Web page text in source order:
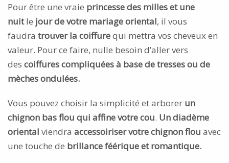
Pour être une vraie princesse des milles et une
nuitle jour de votre mariage oriental, il vous
faudra trouver la coiffurequi mettra vos cheveux en
valeur. Pour ce faire, nulle besoin d’aller vers
des coiffures compliquées à base de tresses ou de
mèches ondulées.
Vous pouvez choisir la simplicité et arborer un
chignon bas flou qui affine votre cou. Un diadème
oriental viendra accessoiriser votre chignon flou avec
une touche de brillance féérique et romantique.